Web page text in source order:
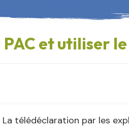
et utiliser
La télédéclaration par les